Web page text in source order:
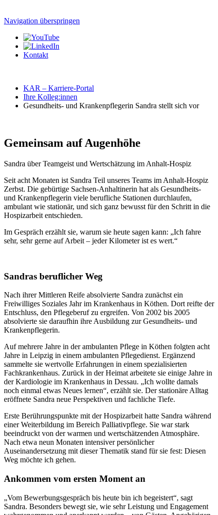
Navigation überspringen
Kontakt
KAR – Karriere-Portal
Ihre Kolleg:innen
Gesundheits- und Krankenpflegerin Sandra stellt sich vor
Gemeinsam auf Augenhöhe
Sandra über Teamgeist und Wertschätzung im Anhalt-Hospiz
Seit acht Monaten ist Sandra Teil unseres Teams im Anhalt-Hospiz
Zerbst. Die gebürtige Sachsen-Anhaltinerin hat als Gesundheits-
und Krankenpflegerin viele berufliche Stationen durchlaufen,
ambulant wie stationär, und sich ganz bewusst für den Schritt in die
Hospizarbeit entschieden.
Im Gespräch erzählt sie, warum sie heute sagen kann: „Ich fahre
sehr, sehr gerne auf Arbeit – jeder Kilometer ist es wert.“
Sandras beruflicher Weg
Nach ihrer Mittleren Reife absolvierte Sandra zunächst ein
Freiwilliges Soziales Jahr im Krankenhaus in Köthen. Dort reifte der
Entschluss, den Pflegeberuf zu ergreifen. Von 2002 bis 2005
absolvierte sie daraufhin ihre Ausbildung zur Gesundheits- und
Krankenpflegerin.
Auf mehrere Jahre in der ambulanten Pflege in Köthen folgten acht
Jahre in Leipzig in einem ambulanten Pflegedienst. Ergänzend
sammelte sie wertvolle Erfahrungen in einem spezialisierten
Fachkrankenhaus. Zurück in der Heimat arbeitete sie einige Jahre in
der Kardiologie im Krankenhaus in Dessau. „Ich wollte damals
noch einmal etwas Neues lernen“, erzählt sie. Der stationäre Alltag
eröffnete Sandra neue Perspektiven und fachliche Tiefe.
Erste Berührungspunkte mit der Hospizarbeit hatte Sandra während
einer Weiterbildung im Bereich Palliativpflege. Sie war stark
beeindruckt von der warmen und wertschätzenden Atmosphäre.
Nach etwa neun Monaten intensiver persönlicher
Auseinandersetzung mit dieser Thematik stand für sie fest: Diesen
Weg möchte ich gehen.
Ankommen vom ersten Moment an
„Vom Bewerbungsgespräch bis heute bin ich begeistert“, sagt
Sandra. Besonders bewegt sie, wie sehr Leistung und Engagement